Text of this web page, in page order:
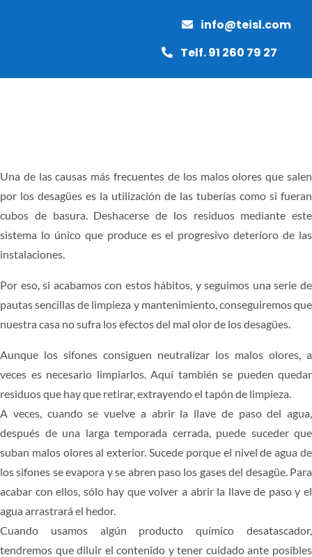
info@teisl.com
Telf. 91 260 79 27
PAVIMENTOS
OBRAS Y REFORMAS
CARPINTERÍA
PRESUPUESTO
Una de las causas más frecuentes de los malos olores que salen
por los desagües es la utilización de las tuberías como si fueran
cubos de basura. Deshacerse de los residuos mediante este
sistema lo único que produce es el progresivo deterioro de las
instalaciones.
Por eso, si acabamos con estos hábitos, y seguimos una serie de
pautas sencillas de limpieza y mantenimiento, conseguiremos que
nuestra casa no sufra los efectos del mal olor de los desagües.
Aunque los sifones consiguen neutralizar los malos olores, a
veces es necesario limpiarlos. Aquí también se pueden quedar
residuos que hay que retirar, extrayendo el tapón de limpieza.
A veces, cuando se vuelve a abrir la llave de paso del agua,
después de una larga temporada cerrada, puede suceder que
suban malos olores al exterior. Sucede porque el nivel de agua de
los sifones se evapora y se abren paso los gases del desagüe. Para
acabar con ellos, sólo hay que volver a abrir la llave de paso y el
agua arrastrará el hedor.
Cuando usamos algún producto químico desatascador,
tendremos que diluir el contenido y tener cuidado ante posibles